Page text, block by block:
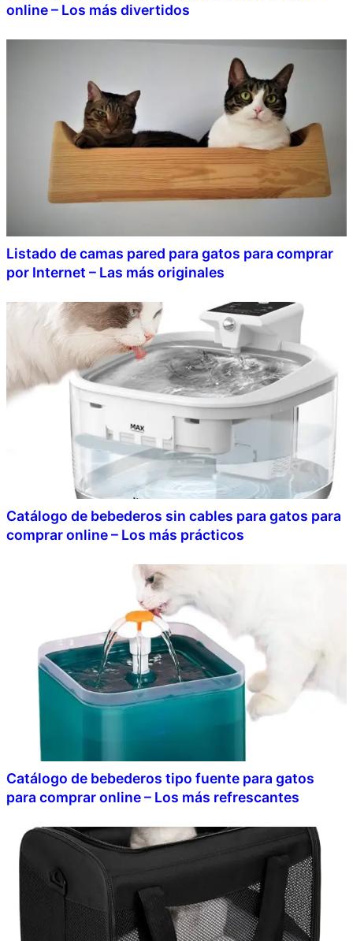
online – Los más divertidos
Listado de camas pared para gatos para comprar
por Internet – Las más originales
Catálogo de bebederos sin cables para gatos para
comprar online – Los más prácticos
Catálogo de bebederos tipo fuente para gatos
para comprar online – Los más refrescantes